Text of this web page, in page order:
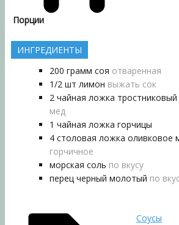
Порции
ИНГРЕДИЕНТЫ
200 грамм соя отваренная
1/2 шт лимон выжать сок
2 чайная ложка тростниковый
мед
1 чайная ложка горчицы
4 столовая ложка оливковое
горчичное
морская соль по вкусу
перец черный молотый по
Соусы